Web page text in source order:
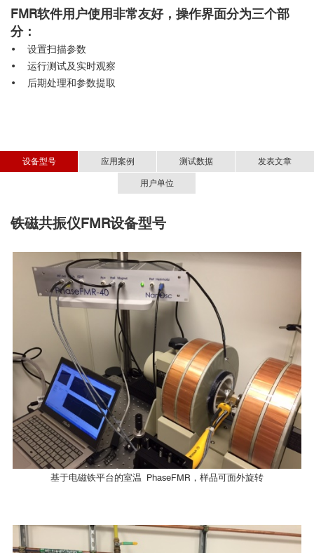
FMR软件用户使用非常友好，操作界面分为三个部
分：
• 设置扫描参数
• 运行测试及实时观察
•
后期处理和参数提取
设备型号 应用案例 测试数据 发表文章
用户单位
铁磁共振仪FMR设备型号
基于电磁铁平台的室温 PhaseFMR，样品可面外旋转
■ 退火后的薄膜特性
80 20
Ni 80 Fe20
80Fe 20
Ni 80 Fe 20
[1]
■逆自旋霍尔效应(Inverse Spin Hall Effect，
清华大学物理系
CryoFMR
清华大学材料学院
CryoFMR-40
中国科学院物理研究所
PhaseFMR
中国科学院地球环境研究所
电子科技大学